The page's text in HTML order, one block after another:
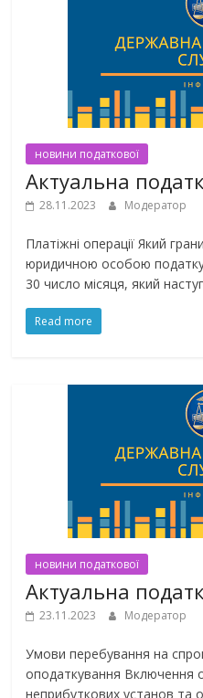
новини податкової
Актуальна
28.11.2023 Модератор
Платіжні операції Який
юридичною особою
30 число місяця, який
Read more
новини податкової
Актуальна
23.11.2023 Модератор
Умови перебування на
оподаткування Включення
неприбуткових установ та